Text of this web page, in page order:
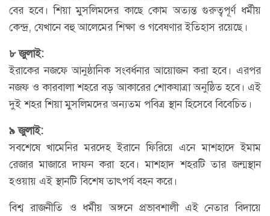
বের হবে। শিয়া মুসলিমদের কাছে কোম অত্যন্ত গুরুত্বপূর্ণ ধর্মীয়
কেন্দ্র, যেখানে বহু আলেমের শিক্ষা ও গবেষণার ইতিহাস রয়েছে।
৮ জুলাই:
ইরাকের নজফে আনুষ্ঠানিক সংবর্ধনার আয়োজন করা হবে। এরপর
নজফ ও কারবালা শহরে বড় আকারের শোকযাত্রা অনুষ্ঠিত হবে। এই
দুই শহর শিয়া মুসলিমদের অন্যতম পবিত্র স্থান হিসেবে বিবেচিত।
৯ জুলাই:
সবশেষে খামেনির মরদেহ ইরানে ফিরিয়ে এনে মাশহাদে ইমাম
রেজার মাজারে দাফন করা হবে। মাশহাদ শহরটি তার জন্মস্থান
হওয়ায় এই স্থানটি বিশেষ তাৎপর্য বহন করে।
বিশ্ব রাজনীতি ও ধর্মীয় অঙ্গনে প্রভাবশালী এই নেতার বিদায়ে